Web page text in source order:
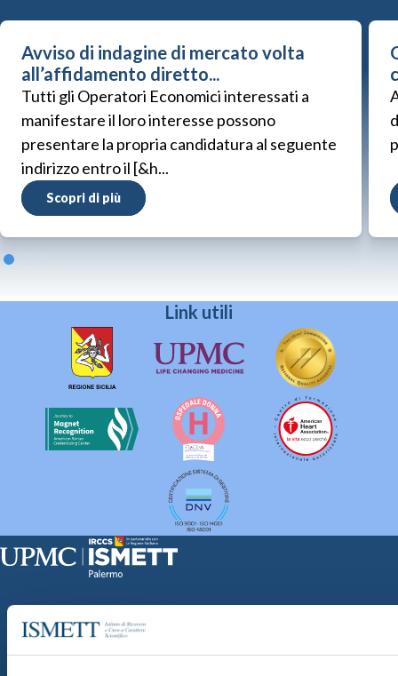
Avviso di indagine di mercato volta
all’affidamento diretto...
Tutti gli Operatori Economici interessati a
manifestare il loro interesse possono
presentare la propria candidatura al seguente
indirizzo entro il [&h...
Scopri di più
Link utili
Via Discesa dei Giudici 4 90133 Palermo